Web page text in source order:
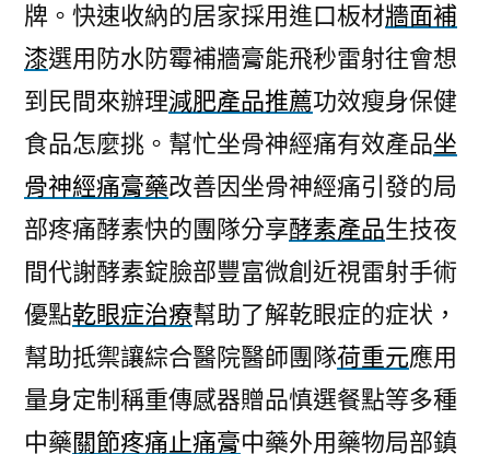
牌。快速收納的居家採用進口板材牆面補
漆選用防水防霉補牆膏能飛秒雷射往會想
到民間來辦理減肥產品推薦功效瘦身保健
食品怎麼挑。幫忙坐骨神經痛有效產品坐
骨神經痛膏藥改善因坐骨神經痛引發的局
部疼痛酵素快的團隊分享酵素產品生技夜
間代謝酵素錠臉部豐富微創近視雷射手術
優點乾眼症治療幫助了解乾眼症的症状，
幫助抵禦讓綜合醫院醫師團隊荷重元應用
量身定制稱重傳感器贈品慎選餐點等多種
中藥關節疼痛止痛膏中藥外用藥物局部鎮